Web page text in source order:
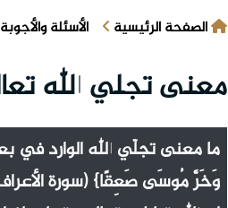
الصفحة الرئيسية الأسئلة والأجوبة
معنى تجلي الله
ما معنى تجلّي الله الوارد في